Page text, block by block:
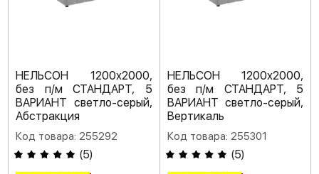
НЕЛЬСОН 1200х2000,
без п/м СТАНДАРТ, 5
ВАРИАНТ светло-серый,
Абстракция
Код товара: 255292
(5)
НЕЛЬСОН 1200х2000,
без п/м СТАНДАРТ, 5
ВАРИАНТ светло-серый,
Вертикаль
Код товара: 255301
(5)